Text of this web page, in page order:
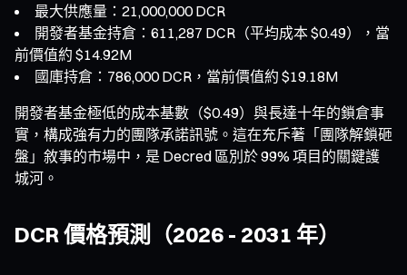
最大供應量：21,000,000 DCR
開發者基金持倉：611,287 DCR（平均成本 $0.49），當
前價值約 $14.92M
國庫持倉：786,000 DCR，當前價值約 $19.18M
開發者基金極低的成本基數（$0.49）與長達十年的鎖倉事
實，構成強有力的團隊承諾訊號。這在充斥著「團隊解鎖砸
盤」敘事的市場中，是 Decred 區別於 99% 項目的關鍵護
城河。
DCR 價格預測（2026 - 2031 年）